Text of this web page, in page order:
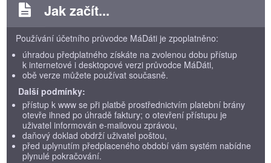
Jak začít...
Používání účetního průvodce MáDáti je zpoplatněno:
úhradou předplatného získáte na zvolenou dobu přístup
k internetové i desktopové verzi průvodce MáDáti,
obě verze můžete používat současně.
Další podmínky:
přístup k www se při platbě prostřednictvím platební brány
otevře ihned po úhradě faktury; o otevření přístupu je
uživatel informován e-mailovou zprávou,
daňový doklad obdrží uživatel poštou,
před uplynutím předplaceného období vám systém nabídne
plynulé pokračování.